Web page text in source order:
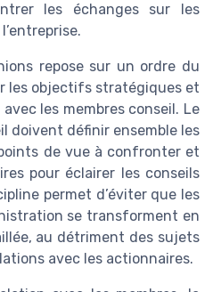
les échanges sur les
repose sur un ordre du
les objectifs stratégiques et
les membres conseil. Le
doivent définir ensemble les
de vue à confronter et
pour éclairer les conseils
permet d’éviter que les
se transforment en
au détriment des sujets
avec les actionnaires.